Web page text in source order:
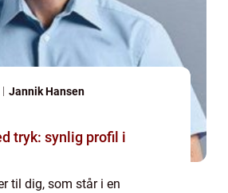
Jannik Hansen
tryk: synlig profil i
til dig, som står i en